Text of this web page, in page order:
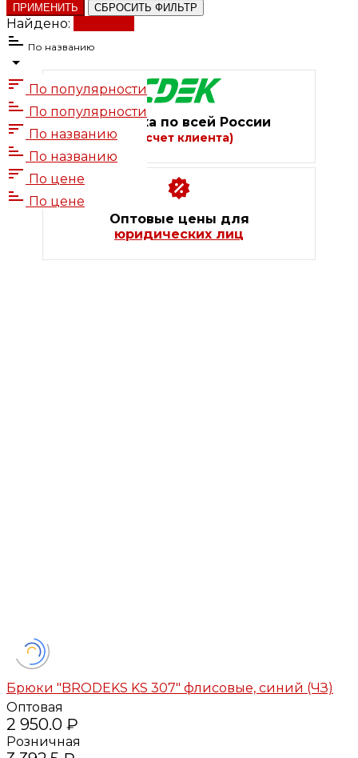
ПРИМЕНИТЬ СБРОСИТЬ ФИЛЬТР
Найдено:
По названию
По популярности
По популярности
По названию
По названию
По цене
По цене
Доставка по всей России
(за счет клиента)
Оптовые цены для
юридических лиц
Брюки "BRODEKS KS 307" флисовые, синий (ЧЗ)
Оптовая
2 950.0 ₽
Розничная